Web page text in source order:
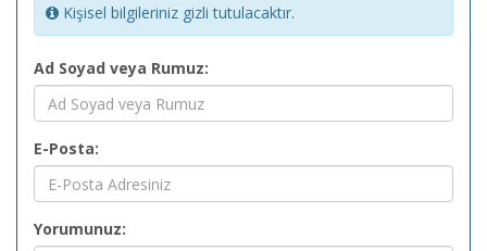
Kişisel bilgileriniz gizli tutulacaktır.
Ad Soyad veya Rumuz:
E-Posta:
Yorumunuz: